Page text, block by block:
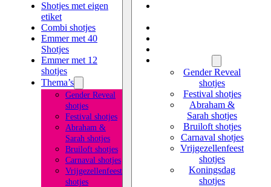
Shotjes met eigen
etiket
Combi shotjes
Emmer met 40
Shotjes
Emmer met 12
shotjes
Thema’s
Gender Reveal
shotjes
Festival shotjes
Abraham &
Sarah shotjes
Bruiloft shotjes
Carnaval shotjes
Vrijgezellenfeest
shotjes
Gender Reveal
shotjes
Festival shotjes
Abraham &
Sarah shotjes
Bruiloft shotjes
Carnaval shotjes
Vrijgezellenfeest
shotjes
Koningsdag
shotjes